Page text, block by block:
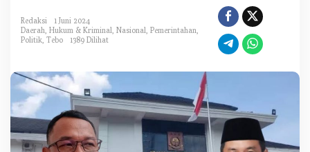
p
u
k
a
B
Redaksi
1 Juni 2024
Daerah Hukum & Kriminal Nasional Pemerintahan
Politik Tebo 1389 Dilihat